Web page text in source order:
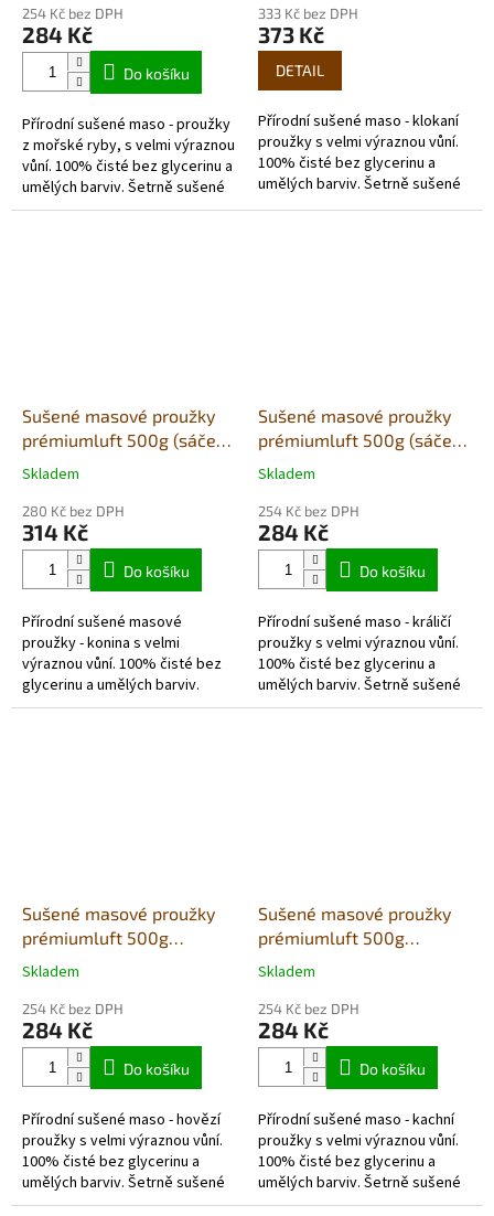
produktu
je
hvězdiček.
254 Kč bez DPH
284 Kč
Do košíku
Přírodní sušené maso - proužky
z mořské ryby, s velmi výraznou
vůní. 100% čisté bez glycerinu a
umělých barviv. Šetrně sušené
vzduchem v potravinářské
produktu
je
hvězdiček.
333 Kč bez DPH
373 Kč
DETAIL
Přírodní sušené maso - klokaní
proužky s velmi výraznou vůní.
100% čisté bez glycerinu a
umělých barviv. Šetrně sušené
vzduchem v potravinářské
Sušené masové proužky
prémiumluft 500g (sáček)
- konina
Průměrné
produktu
je
hvězdiček.
Skladem
280 Kč bez DPH
314 Kč
Do košíku
Přírodní sušené masové
proužky - konina s velmi
výraznou vůní. 100% čisté bez
glycerinu a umělých barviv.
Šetrně sušené vzduchem v
Sušené masové proužky
prémiumluft 500g (sáček)
- králík
Průměrné
produktu
je
hvězdiček.
Skladem
254 Kč bez DPH
284 Kč
Do košíku
Přírodní sušené maso - králičí
proužky s velmi výraznou vůní.
100% čisté bez glycerinu a
umělých barviv. Šetrně sušené
vzduchem v potravinářské
Sušené masové proužky
prémiumluft 500g
(sáček)- hovězí
Průměrné
produktu
je
hvězdiček.
Skladem
254 Kč bez DPH
284 Kč
Do košíku
Přírodní sušené maso - hovězí
proužky s velmi výraznou vůní.
100% čisté bez glycerinu a
umělých barviv. Šetrně sušené
vzduchem v potravinářské
Sušené masové proužky
prémiumluft 500g
(sáček)- kachna
Průměrné
produktu
je
hvězdiček.
Skladem
254 Kč bez DPH
284 Kč
Do košíku
Přírodní sušené maso - kachní
proužky s velmi výraznou vůní.
100% čisté bez glycerinu a
umělých barviv. Šetrně sušené
vzduchem v potravinářské